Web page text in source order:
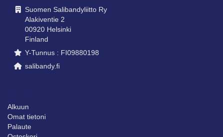
Suomen Salibandyliitto Ry
Alakiventie 2
00920 Helsinki
Finland
Y-Tunnus : FI09880198
salibandy.fi
Alkuun
Omat tietoni
Palaute